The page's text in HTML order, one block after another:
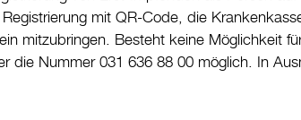
mit QR-Code, die
mitzubringen. Besteht keine Möglichkeit
die Nummer 031 636 88 00 möglich. In